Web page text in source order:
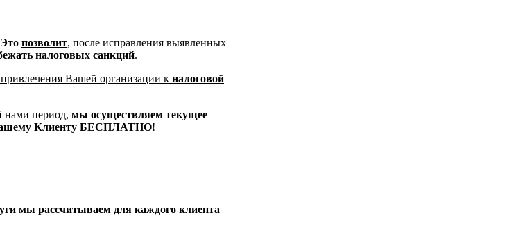
Это позволит, после исправления выявленных
налоговых санкций.
Вашей организации к налоговой
нами период, мы осуществляем текущее
нашему Клиенту БЕСПЛАТНО!
мы рассчитываем для каждого клиента